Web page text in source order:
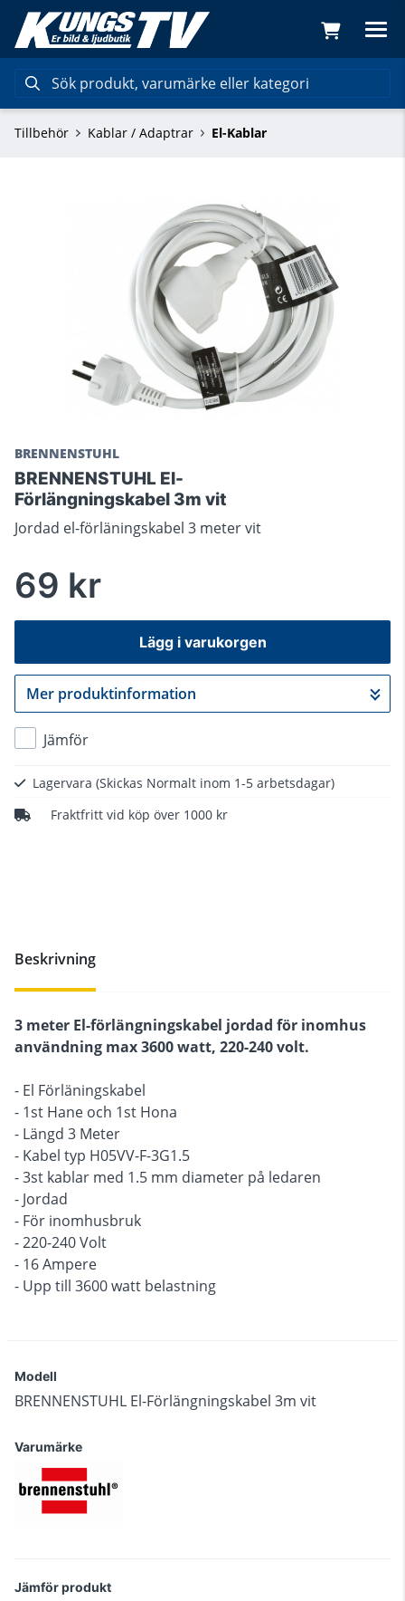
Tillbehör Kablar / Adaptrar El-Kablar
BRENNENSTUHL
BRENNENSTUHL El-
Förlängningskabel 3m vit
Jordad el-förläningskabel 3 meter vit
69 kr
Lägg i varukorgen
Gå till kassan
Mer produktinformation
Jämför
Lagervara (Skickas Normalt inom 1-5 arbetsdagar)
Fraktfritt vid köp över 1000 kr
Beskrivning
3 meter El-förlängningskabel jordad för inomhus
användning max 3600 watt, 220-240 volt.
- El Förläningskabel
- 1st Hane och 1st Hona
- Längd 3 Meter
- Kabel typ H05VV-F-3G1.5
- 3st kablar med 1.5 mm diameter på ledaren
- Jordad
- För inomhusbruk
- 220-240 Volt
- 16 Ampere
- Upp till 3600 watt belastning
Modell
BRENNENSTUHL El-Förlängningskabel 3m vit
Varumärke
Jämför produkt